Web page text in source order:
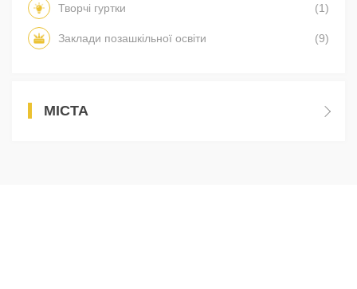
Творчі гуртки (1)
Заклади позашкільної освіти (9)
МІСТА